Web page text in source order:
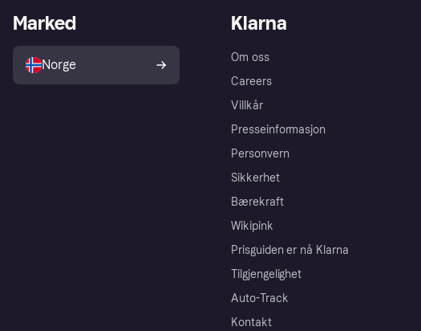
Klarna
Om oss
Careers
Villkår
Presseinformasjon
Personvern
Sikkerhet
Bærekraft
Wikipink
Prisguiden er nå Klarna
Tilgjengelighet
Auto-Track
Kontakt
Marked
Norge